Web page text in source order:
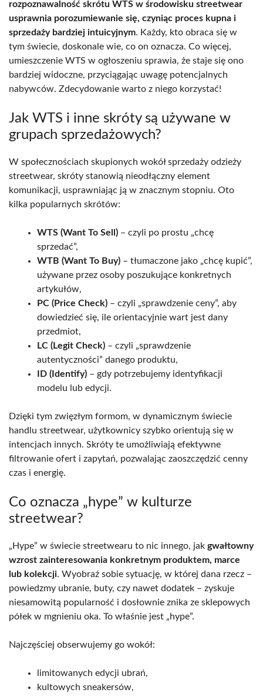
rozpoznawalność skrótu WTS w środowisku streetwear
usprawnia porozumiewanie się, czyniąc proces kupna i
sprzedaży bardziej intuicyjnym. Każdy, kto obraca się w
tym świecie, doskonale wie, co on oznacza. Co więcej,
umieszczenie WTS w ogłoszeniu sprawia, że staje się ono
bardziej widoczne, przyciągając uwagę potencjalnych
nabywców. Zdecydowanie warto z niego korzystać!
Jak WTS i inne skróty są używane w
grupach sprzedażowych?
W społecznościach skupionych wokół sprzedaży odzieży
streetwear, skróty stanowią nieodłączny element
komunikacji, usprawniając ją w znacznym stopniu. Oto
kilka popularnych skrótów:
WTS (Want To Sell) – czyli po prostu „chcę
sprzedać”,
WTB (Want To Buy) – tłumaczone jako „chcę kupić”,
używane przez osoby poszukujące konkretnych
artykułów,
PC (Price Check) – czyli „sprawdzenie ceny”, aby
dowiedzieć się, ile orientacyjnie wart jest dany
przedmiot,
LC (Legit Check) – czyli „sprawdzenie
autentyczności” danego produktu,
ID (Identify) – gdy potrzebujemy identyfikacji
modelu lub edycji.
Dzięki tym zwięzłym formom, w dynamicznym świecie
handlu streetwear, użytkownicy szybko orientują się w
intencjach innych. Skróty te umożliwiają efektywne
filtrowanie ofert i zapytań, pozwalając zaoszczędzić cenny
czas i energię.
Co oznacza „hype” w kulturze
streetwear?
„Hype” w świecie streetwearu to nic innego, jak gwałtowny
wzrost zainteresowania konkretnym produktem, marce
lub kolekcji. Wyobraź sobie sytuację, w której dana rzecz –
powiedzmy ubranie, buty, czy nawet dodatek – zyskuje
niesamowitą popularność i dosłownie znika ze sklepowych
półek w mgnieniu oka. To właśnie jest „hype”.
Najczęściej obserwujemy go wokół:
limitowanych edycji ubrań,
kultowych sneakersów,